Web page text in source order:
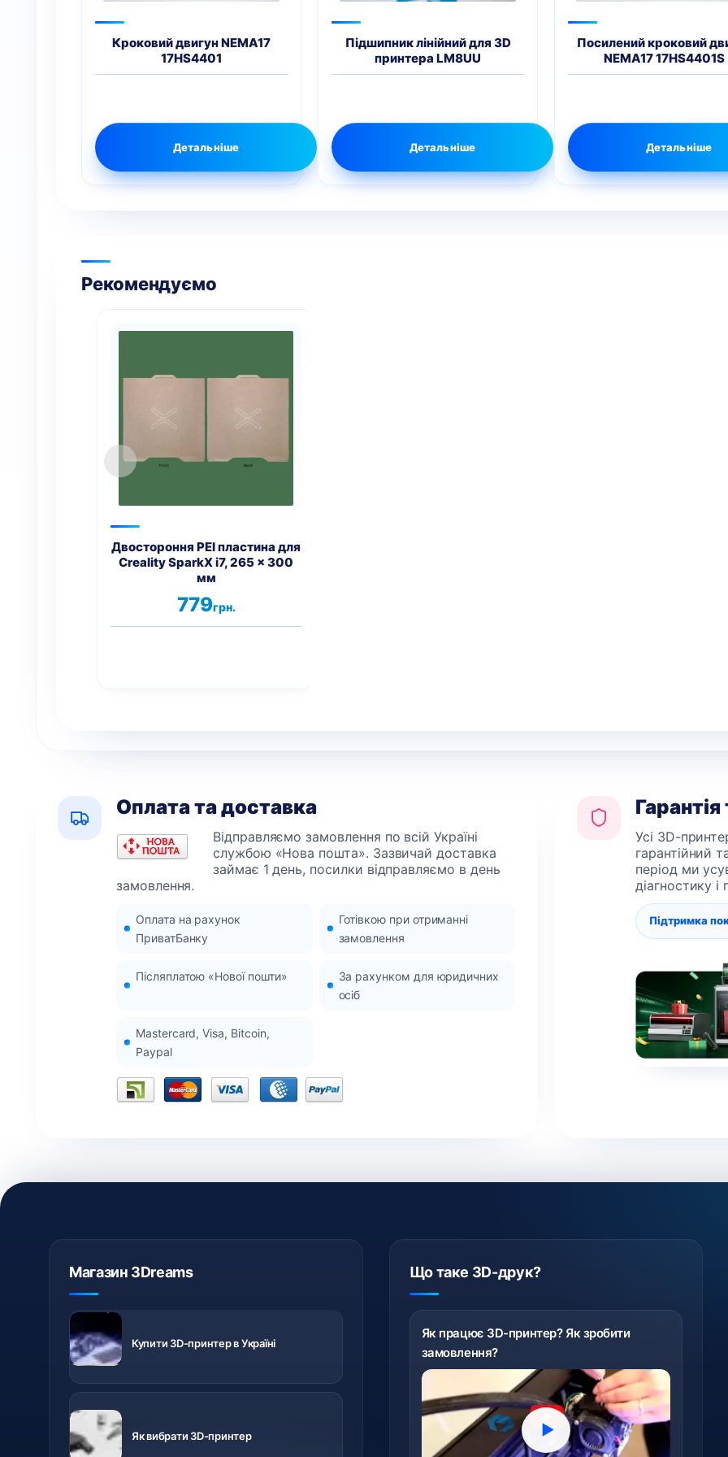
Кроковий двигун NEMA17
17HS4401
Детальніше
Підшипник лінійний для 3D
принтера LM8UU
Детальніше
Посилений кроковий
NEMA17 17HS4401S
Детальніше
Рекомендуємо
Двостороння PEI пластина для
Creality SparkX i7, 265 x 300
мм
779грн.
Оплата та доставка
Відправляємо замовлення по всій Україні
службою «Нова пошта». Зазвичай доставка
займає 1 день, посилки відправляємо в день
замовлення.
Оплата на рахунок
ПриватБанку
Готівкою при отриманні
замовлення
Післяплатою «Нової пошти»
За рахунком для юридичних
осіб
Mastercard, Visa, Bitcoin,
Paypal
Усі 3D-
гарантійний
період ми
діагностику
Підтримка
Магазин 3Dreams
Купити 3D-принтер в Україні
з доставкою
по Україні
Як вибрати 3D-принтер
Важливо
знати перед
купівлею
Що таке 3D-друк?
Як працює 3D-принтер? Як зробити
замовлення?